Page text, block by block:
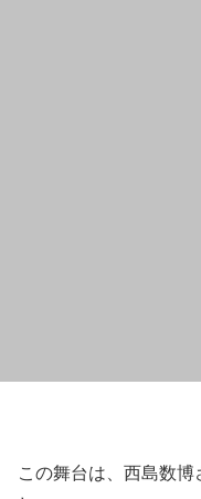
この舞台は、西島数